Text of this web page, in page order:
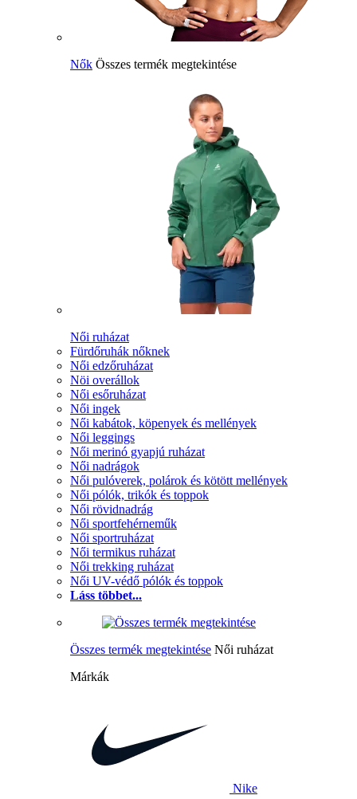
Nők Összes termék megtekintése
Női ruházat
Fürdőruhák nőknek
Női edzőruházat
Nöi overállok
Női esőruházat
Női ingek
Női kabátok, köpenyek és mellények
Női leggings
Női merinó gyapjú ruházat
Női nadrágok
Női pulóverek, polárok és kötött mellények
Női pólók, trikók és toppok
Női rövidnadrág
Női sportfehérneműk
Női sportruházat
Női termikus ruházat
Női trekking ruházat
Női UV-védő pólók és toppok
Láss többet...
Összes termék megtekintése Női ruházat
Márkák
Nike